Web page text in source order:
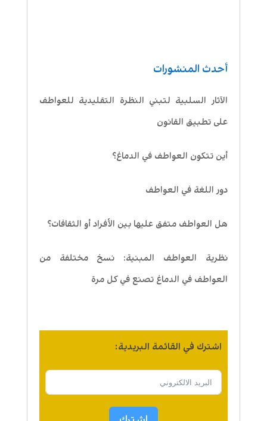
أحدث المنشورات
الآثار السلبية لتبني النظرة التقليدية للعواطف
على تطبيق القانون
أين تتكون العواطف في الدماغ؟
دور اللغة في العواطف
هل العواطف متفق عليها بين الأفراد أو الثقافات؟
نظرية العواطف المبنية: نسخ مختلفة من
العواطف في الدماغ تصنع في كل مرة
اشترك في القائمة البريدية: